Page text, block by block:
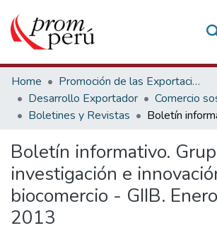
Communities & Collections
All of DSpace
Statistics
Estadísticas Externas
Home
Promoción de las Exportaciones
Desarrollo Exportador
Comercio
Boletines y Revistas
Boletín informativo.
investigación e
biocomercio - GIIB.
2013